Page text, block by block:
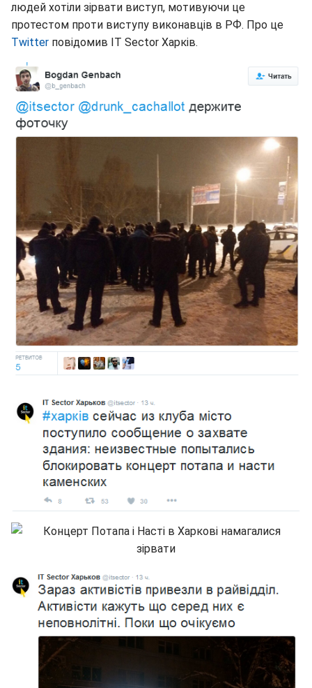
людей хотіли зірвати виступ, мотивуючи це
протестом проти виступу виконавців в РФ. Про це
Twitter повідомив IT Sector Харків.